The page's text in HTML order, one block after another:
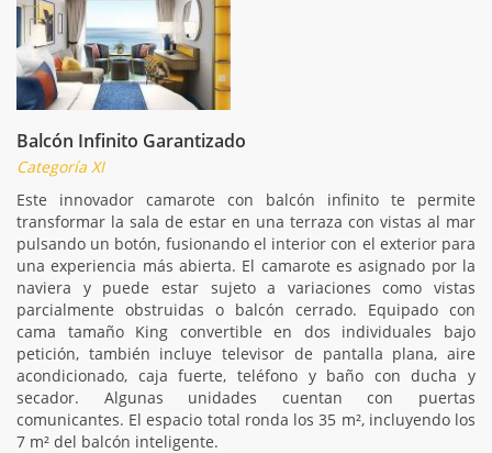
Balcón Infinito Garantizado
Categoría XI
Este innovador camarote con balcón infinito te permite
transformar la sala de estar en una terraza con vistas al mar
pulsando un botón, fusionando el interior con el exterior para
una experiencia más abierta. El camarote es asignado por la
naviera y puede estar sujeto a variaciones como vistas
parcialmente obstruidas o balcón cerrado. Equipado con
cama tamaño King convertible en dos individuales bajo
petición, también incluye televisor de pantalla plana, aire
acondicionado, caja fuerte, teléfono y baño con ducha y
secador. Algunas unidades cuentan con puertas
comunicantes. El espacio total ronda los 35 m², incluyendo los
7 m² del balcón inteligente.